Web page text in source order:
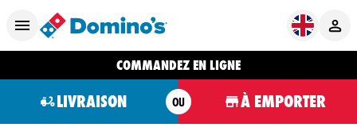
COMMANDEZ EN LIGNE
LIVRAISON OU À EMPORTER